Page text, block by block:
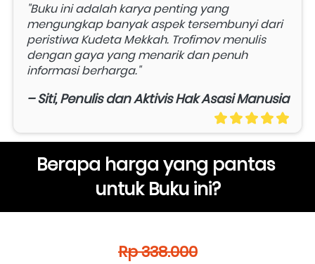
"Buku ini adalah karya penting yang
mengungkap banyak aspek tersembunyi dari
peristiwa Kudeta Mekkah. Trofimov menulis
dengan gaya yang menarik dan penuh
informasi berharga."
– Siti, Penulis dan Aktivis Hak Asasi Manusia
Berapa harga yang pantas
untuk Buku ini?
Rp 338.000